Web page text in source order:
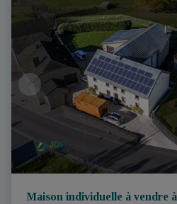
Maison individuelle à vendre